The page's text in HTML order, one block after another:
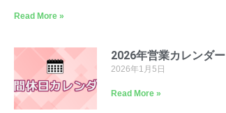
Read More »
2026年営業カレンダー
2026年1月5日
Read More »